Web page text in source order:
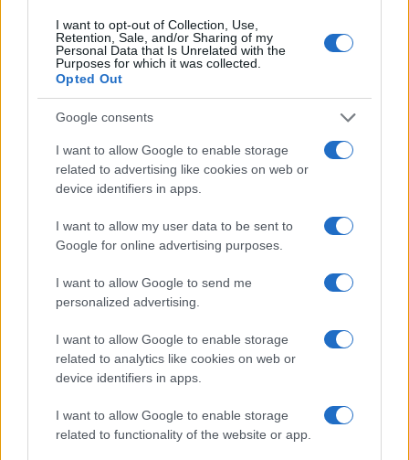
I want to opt-out of Collection, Use,
Retention, Sale, and/or Sharing of my
Personal Data that Is Unrelated with the
Purposes for which it was collected.
Opted Out
Google consents
I want to allow Google to enable storage
related to advertising like cookies on web or
device identifiers in apps.
I want to allow my user data to be sent to
Google for online advertising purposes.
I want to allow Google to send me
personalized advertising.
I want to allow Google to enable storage
related to analytics like cookies on web or
device identifiers in apps.
I want to allow Google to enable storage
related to functionality of the website or app.
Nuova Zelanda: ondata di freddo eccezionale porta
neve a bassa quota
Francesca Lombardi · 4 Ago 2026
XPENG Partner del Teatro del Silenzio 2026: Veicoli
Elettrici e Musica in Sinfonia
Rilancio degli impianti sciistici in Val Vigezzo, Val
Formazza e Valle Antrona